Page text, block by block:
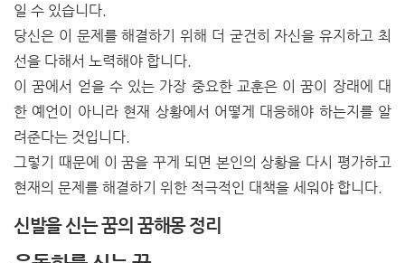
일 수 있습니다.
당신은 이 문제를 해결하기 위해 더 굳건히 자신을 유지하고 최
선을 다해서 노력해야 합니다.
이 꿈에서 얻을 수 있는 가장 중요한 교훈은 이 꿈이 장래에 대
한 예언이 아니라 현재 상황에서 어떻게 대응해야 하는지를 알
려준다는 것입니다.
그렇기 때문에 이 꿈을 꾸게 되면 본인의 상황을 다시 평가하고
현재의 문제를 해결하기 위한 적극적인 대책을 세워야 합니다.
신발을 신는 꿈의 꿈해몽 정리